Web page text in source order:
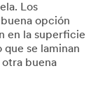
Los
opción
en la superficie
se laminan
buena